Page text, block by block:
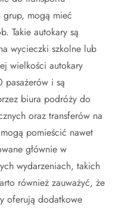
mogą mieć
Takie autokary są
wycieczki szkolne lub
wielkości autokary
i są
biura podróży do
oraz transferów na
pomieścić nawet
głównie w
wydarzeniach, takich
również zauważyć, że
oferują dodatkowe